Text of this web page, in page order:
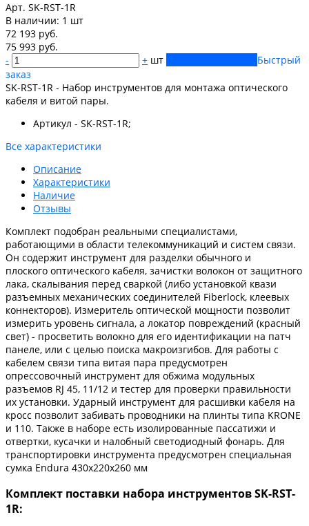
Арт. SK-RST-1R
В наличии: 1 шт
72 193 руб.
75 993 руб.
-
+ шт
Быстрый
заказ
SK-RST-1R - Набор инструментов для монтажа оптического
кабеля и витой пары.
Артикул - SK-RST-1R;
Все характеристики
Описание
Характеристики
Наличие
Отзывы
Комплект подобран реальными специалистами,
работающими в области телекоммуникаций и систем связи.
Он содержит инструмент для разделки обычного и
плоского оптического кабеля, зачистки волокон от защитного
лака, скалывания перед сваркой (либо установкой квази
разъемных механических соединителей Fiberlock, клеевых
коннекторов). Измеритель оптической мощности позволит
измерить уровень сигнала, а локатор повреждений (красный
свет) - просветить волокно для его идентификации на патч
панеле, или с целью поиска макроизгибов. Для работы с
кабелем связи типа витая пара предусмотрен
опрессовочный инструмент для обжима модульных
разъемов RJ 45, 11/12 и тестер для проверки правильности
их установки. Ударный инструмент для расшивки кабеля на
кросс позволит забивать проводники на плинты типа KRONE
и 110. Также в наборе есть изолированные пассатижи и
отвертки, кусачки и налобный светодиодный фонарь. Для
транспортировки инструмента предусмотрен специальная
сумка Endura 430x220x260 мм
Комплект поставки набора инструментов SK-RST-
1R: